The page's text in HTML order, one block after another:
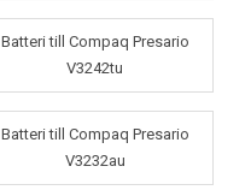
Batteri till Compaq Presario
V3242tu
Batteri till Compaq Presario
V3232au